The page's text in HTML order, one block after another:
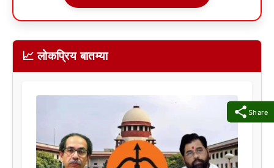
Share
📈 लोकप्रिय बातम्या